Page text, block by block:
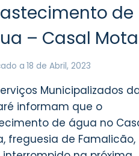
de
– Casal Mota
a 18 de Abril, 2023
Municipalizados
informam que o
de água no
freguesia de Famalicão,